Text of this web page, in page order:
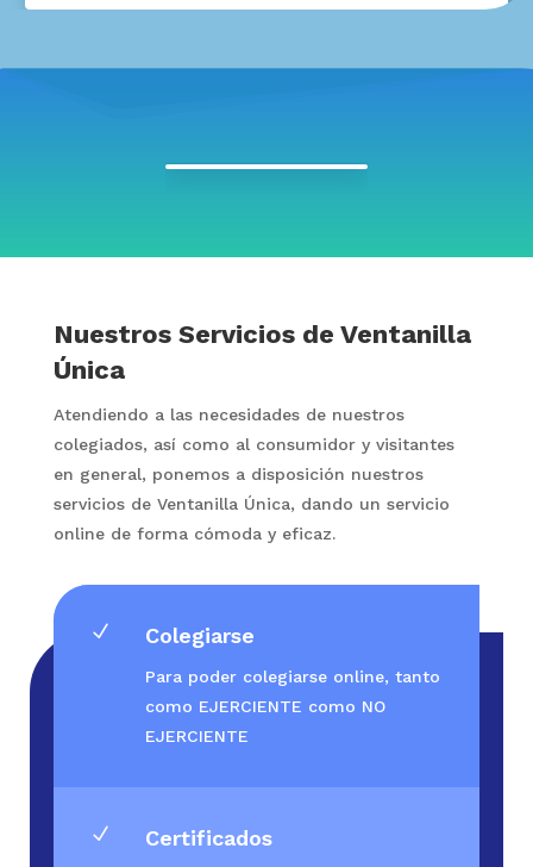
Nuestros Servicios de Ventanilla
Única
Atendiendo a las necesidades de nuestros
colegiados, así como al consumidor y visitantes
en general, ponemos a disposición nuestros
servicios de Ventanilla Única, dando un servicio
online de forma cómoda y eficaz.
N Colegiarse
Para poder colegiarse online, tanto
como EJERCIENTE como NO
EJERCIENTE
N Certificados